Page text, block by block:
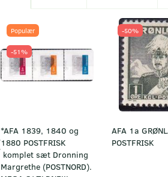
Populær
-51%
*AFA 1839, 1840 og
1880 POSTFRISK
komplet sæt Dronning
Margrethe (POSTNORD).
-50%
AFA 1a
POSTFRISK